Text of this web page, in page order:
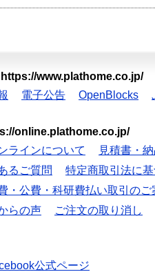
https://www.plathome.co.jp/
電子公告 OpenBlocks
online.plathome.co.jp/
ラインについて
見積書・
るご質問
特定商取引法に
・公費・科研費払い取引のご
らの声 ご注文の取り消し
公式ページ